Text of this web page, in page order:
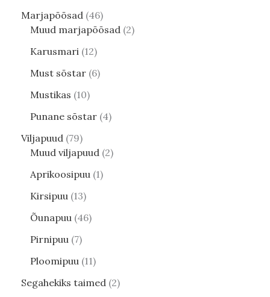
Marjapõõsad 46
Muud marjapõõsad 2
Karusmari 12
Must sõstar 6
Mustikas 10
Punane sõstar 4
Viljapuud 79
Muud viljapuud 2
Aprikoosipuu 1
Kirsipuu 13
Õunapuu 46
Pirnipuu 7
Ploomipuu 11
Segahekiks taimed 2